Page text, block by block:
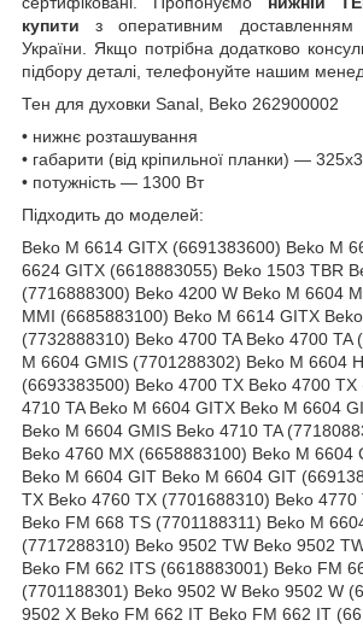
купити з оперативним
України. Якщо потрібна додатково
підбору деталі, телефонуйте нашим
Тен для духовки Sanal, Beko 262900002
• нижнє розташування
• габарити (від кріпильної планки) —
• потужність — 1300 Вт
Підходить до моделей:
Beko M 6614 GITX (6691383600) Beko M
6624 GITX (6618883055) Beko 1503 TBR
(7716888300) Beko 4200 W Beko M 6604
MMI (6685883100) Beko M 6614 GITX
(7732888310) Beko 4700 TA Beko 4700 TA
M 6604 GMIS (7701288302) Beko M 6604
(6693383500) Beko 4700 TX Beko 4700
4710 TA Beko M 6604 GITX Beko M 6604
Beko M 6604 GMIS Beko 4710 TA
Beko 4760 MX (6658883100) Beko M 6604
Beko M 6604 GIT Beko M 6604 GIT
TX Beko 4760 TX (7701688310) Beko 4770
Beko FM 668 TS (7701188311) Beko M
(7717288310) Beko 9502 TW Beko 9502
Beko FM 662 ITS (6618883001) Beko FM
(7701188301) Beko 9502 W Beko 9502 W
9502 X Beko FM 662 IT Beko FM 662 IT